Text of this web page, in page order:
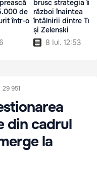
de
într-o
brusc strategia în
război înaintea
întâlnirii dintre
și Zelenski
8 Iul. 12:53
29 951
din cadrul
la